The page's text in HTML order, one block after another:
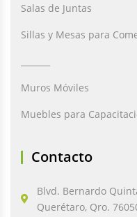
Salas de Juntas
Sillas y Mesas para
Muros Móviles
Muebles para
Contacto
Blvd. Bernardo
Querétaro, Qro.